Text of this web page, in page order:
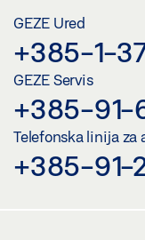
GEZE Ured
+385-1-
GEZE Servis
+385-91-
Telefonska linija za
+385-91-